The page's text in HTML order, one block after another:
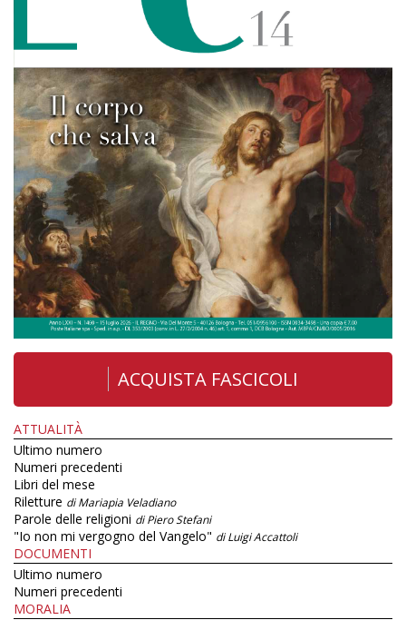
ACQUISTA FASCICOLI
ATTUALITÀ
Ultimo numero
Numeri precedenti
Libri del mese
Riletture di Mariapia Veladiano
Parole delle religioni di Piero Stefani
"Io non mi vergogno del Vangelo" di Luigi Accattoli
DOCUMENTI
Ultimo numero
Numeri precedenti
MORALIA